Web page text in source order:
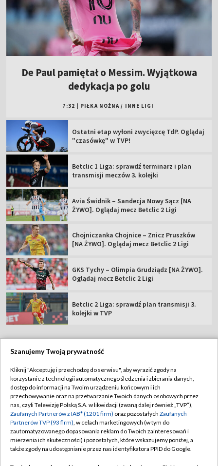
De Paul pamiętał o Messim. Wyjątkowa
dedykacja po golu
7:32 PIŁKA NOŻNA / INNE LIGI
Ostatni etap wyłoni zwycięzcę TdP. Oglądaj
"czasówkę" w TVP!
Betclic 1 Liga: sprawdź terminarz i plan
transmisji meczów 3. kolejki
Avia Świdnik – Sandecja Nowy Sącz [NA
ŻYWO]. Oglądaj mecz Betclic 2 Ligi
Chojniczanka Chojnice – Znicz Pruszków
[NA ŻYWO]. Oglądaj mecz Betclic 2 Ligi
GKS Tychy – Olimpia Grudziądz [NA ŻYWO].
Oglądaj mecz Betclic 2 Ligi
Betclic 2 Liga: sprawdź plan transmisji 3.
kolejki w TVP
Abonament TVP
Sklep TVP
Biuro Reklamy
Oferta Handlowa
Telegazeta ogłoszenia
Regulamin TVP
Polityka prywatności
Moje zgody
Biuro reklamy
Kontakt
Szanujemy Twoją prywatność
Kliknij "Akceptuję i przechodzę do serwisu", aby wyrazić zgody na
korzystanie z technologii automatycznego śledzenia i zbierania danych,
dostęp do informacji na Twoim urządzeniu końcowym i ich
przechowywanie oraz na przetwarzanie Twoich danych osobowych przez
nas, czyli Telewizję Polską S.A. w likwidacji (zwaną dalej również „TVP”),
Zaufanych Partnerów z IAB* (1201 firm) oraz pozostałych Zaufanych
Partnerów TVP (93 firm), w celach marketingowych (w tym do
zautomatyzowanego dopasowania reklam do Twoich zainteresowań i
mierzenia ich skuteczności) i pozostałych, które wskazujemy poniżej, a
także zgody na udostępnianie przez nas identyfikatora PPID do Google.